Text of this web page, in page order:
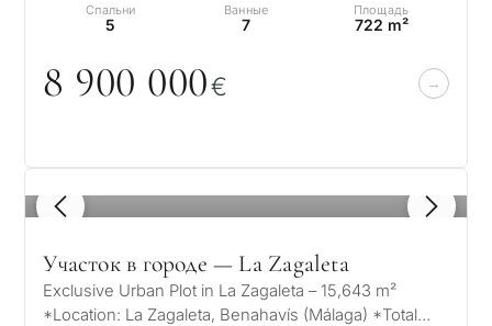
Спальни
5
Ванные
7
Площадь
722 m²
8 900 000€
1 / 8
Участок в городе — La Zagaleta
Exclusive Urban Plot in La Zagaleta – 15,643 m²
*Location: La Zagaleta, Benahavís (Málaga) *Total